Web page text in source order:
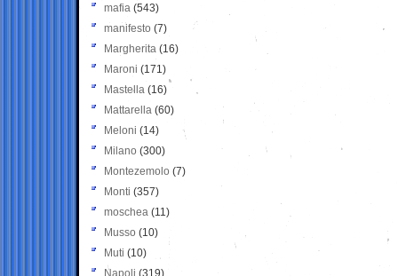
mafia (543)
manifesto (7)
Margherita (16)
Maroni (171)
Mastella (16)
Mattarella (60)
Meloni (14)
Milano (300)
Montezemolo (7)
Monti (357)
moschea (11)
Musso (10)
Muti (10)
Napoli (319)